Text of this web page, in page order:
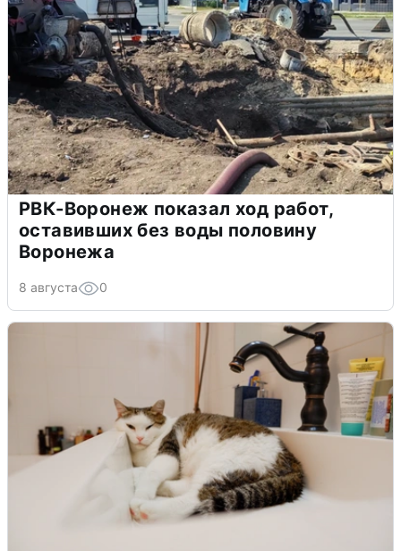
РВК-Воронеж показал ход работ,
оставивших без воды половину
Воронежа
8 августа 0